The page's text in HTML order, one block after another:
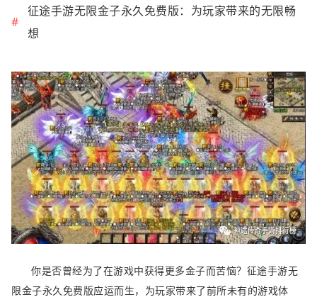
征途手游无限金子永久免费版：为玩家带来的无限畅
想
你是否曾经为了在游戏中获得更多金子而苦恼？征途手游无
限金子永久免费版应运而生，为玩家带来了前所未有的游戏体